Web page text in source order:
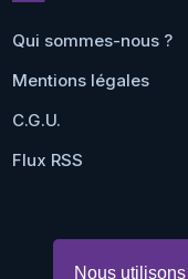
Nous
Qui sommes-nous ?
Mentions légales
C.G.U.
Flux RSS